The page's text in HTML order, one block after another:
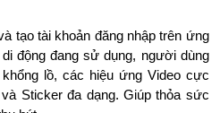
tạo tài khoản đăng nhập trên ứng
động đang sử dụng, người dùng
lồ, các hiệu ứng Video cực
Sticker đa dạng. Giúp thỏa sức